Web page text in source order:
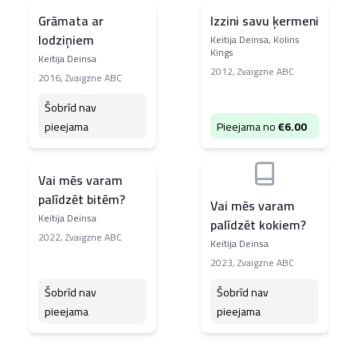
Grāmata ar
lodziņiem
Keitija Deinsa
2016,Zvaigzne ABC
Šobrīd nav
pieejama
Izzini savu ķermeni
Keitija Deinsa, Kolins
Kings
2012,Zvaigzne ABC
Pieejama no€6.00
Vai mēs varam
palīdzēt bitēm?
Keitija Deinsa
2022,Zvaigzne ABC
Šobrīd nav
pieejama
Vai mēs varam
palīdzēt kokiem?
Keitija Deinsa
2023,Zvaigzne ABC
Šobrīd nav
pieejama